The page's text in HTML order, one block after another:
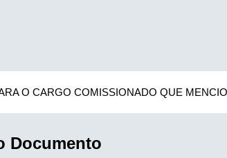
O CARGO COMISSIONADO QUE
Documento